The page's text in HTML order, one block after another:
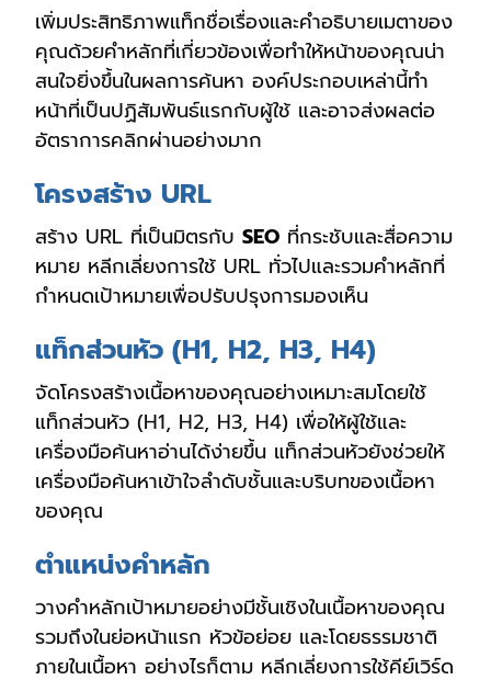
เพิ่มประสิทธิภาพแท็กชื่อเรื่องและคำอธิบายเมตาของ
คุณด้วยคำหลักที่เกี่ยวข้องเพื่อทำให้หน้าของคุณน่า
สนใจยิ่งขึ้นในผลการค้นหา องค์ประกอบเหล่านี้ทำ
หน้าที่เป็นปฏิสัมพันธ์แรกกับผู้ใช้ และอาจส่งผลต่อ
อัตราการคลิกผ่านอย่างมาก
โครงสร้าง URL
สร้าง URL ที่เป็นมิตรกับSEO ที่กระชับและสื่อความ
หมาย หลีกเลี่ยงการใช้ URL ทั่วไปและรวมคำหลักที่
กำหนดเป้าหมายเพื่อปรับปรุงการมองเห็น
แท็กส่วนหัว (H1, H2, H3, H4)
จัดโครงสร้างเนื้อหาของคุณอย่างเหมาะสมโดยใช้
แท็กส่วนหัว (H1, H2, H3, H4) เพื่อให้ผู้ใช้และ
เครื่องมือค้นหาอ่านได้ง่ายขึ้น แท็กส่วนหัวยังช่วยให้
เครื่องมือค้นหาเข้าใจลำดับชั้นและบริบทของเนื้อหา
ของคุณ
ตำแหน่งคำหลัก
วางคำหลักเป้าหมายอย่างมีชั้นเชิงในเนื้อหาของคุณ
รวมถึงในย่อหน้าแรก หัวข้อย่อย และโดยธรรมชาติ
ภายในเนื้อหา อย่างไรก็ตาม หลีกเลี่ยงการใช้คีย์เวิร์ด